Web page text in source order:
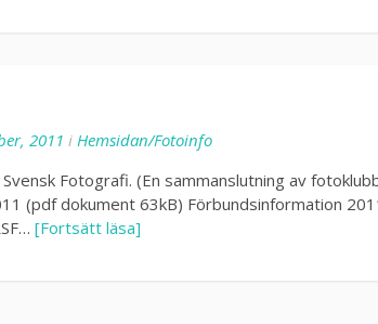
2011 i Hemsidan/Fotoinfo
Fotografi. (En sammanslutning av
(pdf dokument 63kB) Förbundsinformation
[Fortsätt läsa]